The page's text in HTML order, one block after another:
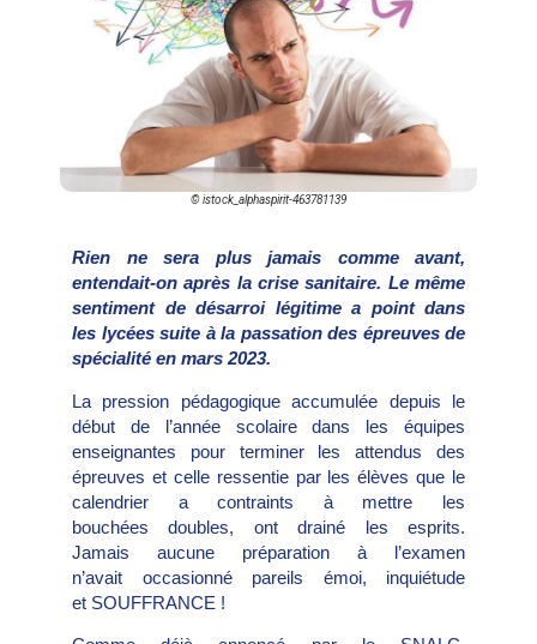
© istock_alphaspirit-463781139
Rien ne sera plus jamais comme avant,
entendait-on après la crise sanitaire. Le même
sentiment de désarroi légitime a point dans
les lycées suite à la passation des épreuves de
spécialité en mars 2023.
La pression pédagogique accumulée depuis le
début de l’année scolaire dans les équipes
enseignantes pour terminer les attendus des
épreuves et celle ressentie par les élèves que le
calendrier a contraints à mettre les
bouchées doubles, ont drainé les esprits.
Jamais aucune préparation à l’examen
n’avait occasionné pareils émoi, inquiétude
et SOUFFRANCE !